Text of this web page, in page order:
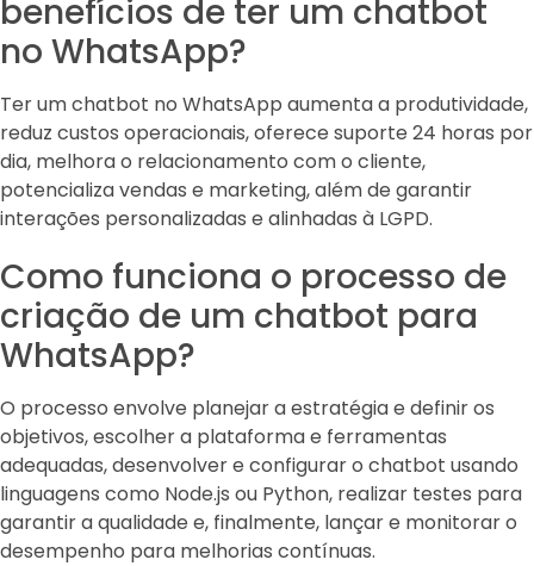
benefícios de ter um chatbot
no WhatsApp?
Ter um chatbot no WhatsApp aumenta a produtividade,
reduz custos operacionais, oferece suporte 24 horas por
dia, melhora o relacionamento com o cliente,
potencializa vendas e marketing, além de garantir
interações personalizadas e alinhadas à LGPD.
Como funciona o processo de
criação de um chatbot para
WhatsApp?
O processo envolve planejar a estratégia e definir os
objetivos, escolher a plataforma e ferramentas
adequadas, desenvolver e configurar o chatbot usando
linguagens como Node.js ou Python, realizar testes para
garantir a qualidade e, finalmente, lançar e monitorar o
desempenho para melhorias contínuas.